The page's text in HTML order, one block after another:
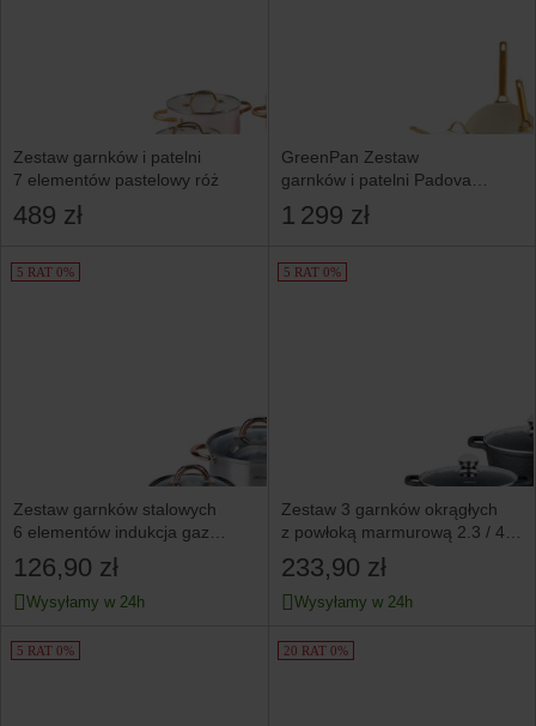
Zestaw garnków i patelni
7 elementów pastelowy róż
489 zł
GreenPan Zestaw
garnków i patelni Padova
Reserve 10 elementów light
blue
1 299 zł
5 RAT 0%
Zestaw garnków stalowych
6 elementów indukcja gaz
KINGHOFF Rosegold
126,90 zł
Wysyłamy w 24h
5 RAT 0%
Zestaw 3 garnków okrągłych
z powłoką marmurową 2.3 / 4.5
/ 6.5L KINGHOFF
233,90 zł
Wysyłamy w 24h
5 RAT 0% 20 RAT 0%